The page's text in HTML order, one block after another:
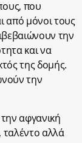
που
από μόνοι τους
την
και να
της δομής.
την
αφγανική
ταλέντο αλλά